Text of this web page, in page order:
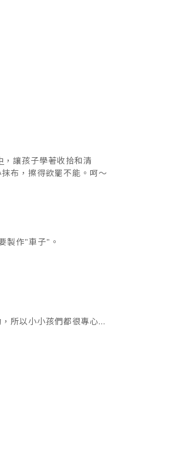
，讓孩子學著收拾和清
布，擦得欲罷不能。呵～
製作"車子"。
所以小小孩們都很專心...